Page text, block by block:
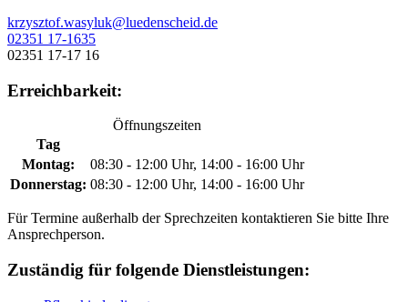
krzysztof.wasyluk@luedenscheid.de
02351 17-1635
02351 17-17 16
Erreichbarkeit:
Öffnungszeiten
Tag
Montag:
08:30 - 12:00 Uhr, 14:00 - 16:00 Uhr
Donnerstag: 08:30 - 12:00 Uhr, 14:00 - 16:00 Uhr
Für Termine außerhalb der Sprechzeiten kontaktieren Sie bitte Ihre
Ansprechperson.
Zuständig für folgende Dienstleistungen: